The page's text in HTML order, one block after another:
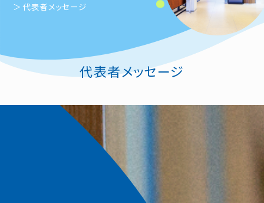
代表者メッセージ
代表者メッセージ